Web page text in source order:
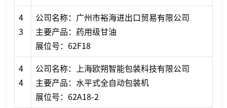
4
3
公司名称：广州市裕海进出口贸易有限公司
主要产品：药用级甘油
展位号：62F18
4
4
公司名称：上海欧朔智能包装科技有限公司
主要产品：水平式全自动包装机
展位号：62A18-2